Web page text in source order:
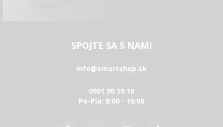
SPOJTE SA S NAMI
info@smartshop.sk
0901 90 10 10
Po-Pia: 8:00 - 16:00